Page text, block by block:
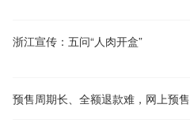
浙江宣传：五问“人肉开盒”